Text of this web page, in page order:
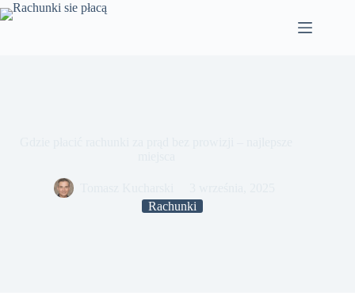
Przejdź
do
Rachunki